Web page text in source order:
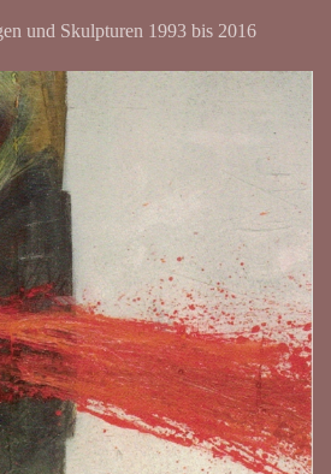
und Skulpturen 1993 bis 2016